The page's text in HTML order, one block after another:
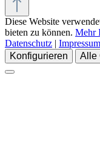
Diese Website
bieten zu können. Mehr
Datenschutz | Impressum
Konfigurieren
Alle